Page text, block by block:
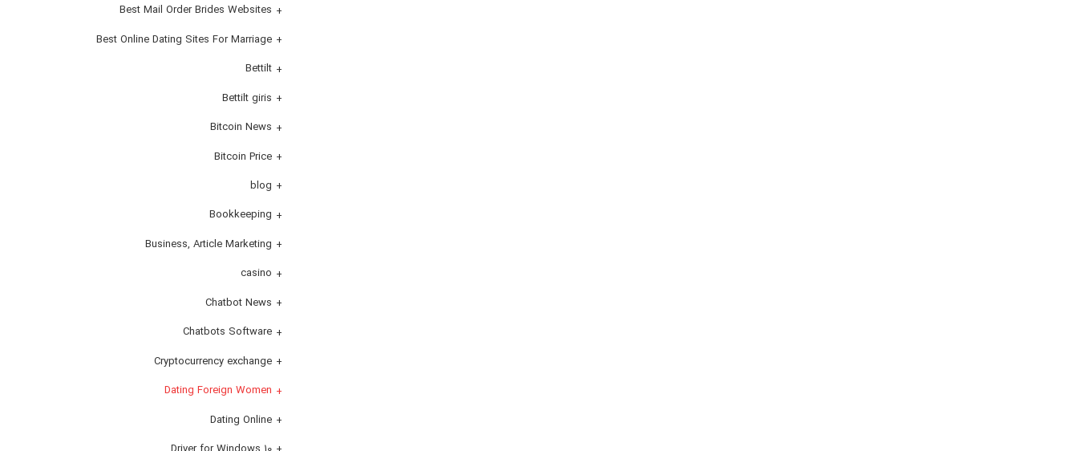
Best Mail Order Brides Websites
Best Online Dating Sites For Marriage
Bettilt
Bettilt giris
Bitcoin News
Bitcoin Price
blog
Bookkeeping
Business, Article Marketing
casino
Chatbot News
Chatbots Software
Cryptocurrency exchange
Dating Foreign Women
Dating Online